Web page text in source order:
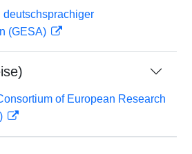
deutschsprachiger
(GESA)
of European Research